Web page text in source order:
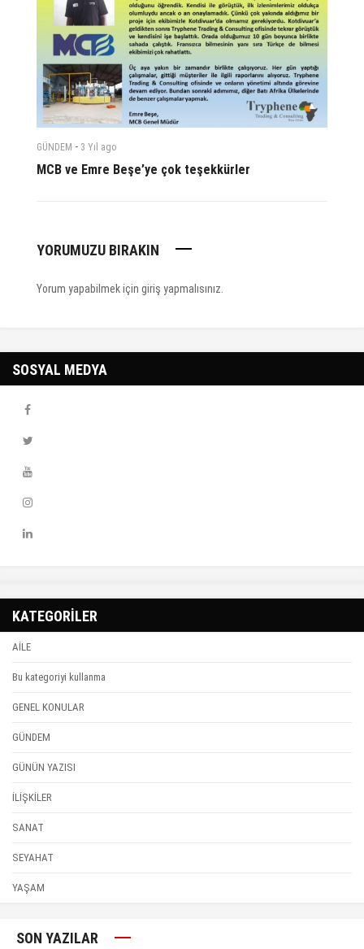
GÜNDEM - 3 Yıl ago
MCB ve Emre Beşe’ye çok teşekkürler
YORUMUZU BIRAKIN
Yorum yapabilmek için giriş yapmalısınız
SOSYAL MEDYA
KATEGORİLER
AİLE
Bu kategoriyi kullanma
GENEL KONULAR
GÜNDEM
GÜNÜN YAZISI
İLİŞKİLER
SANAT
SEYAHAT
YAŞAM
SON YAZILAR